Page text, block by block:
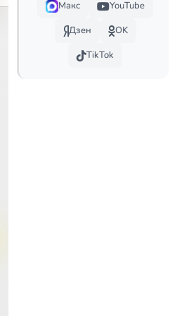
Макс
YouTube
Дзен
OK
TikTok